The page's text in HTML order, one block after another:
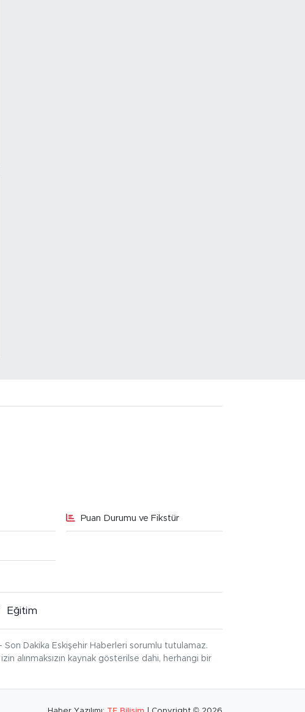
Puan Durumu ve Fikstür
Eğitim
Son Dakika Eskişehir Haberleri sorumlu tutulamaz.
alınmaksızın kaynak gösterilse dahi, herhangi bir